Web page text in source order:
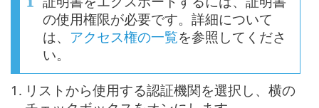
の使用権限が必要です。詳細について
は、 アクセス権の一覧を参照してくださ
い。
1. リストから使用する認証機関を選択し、横の